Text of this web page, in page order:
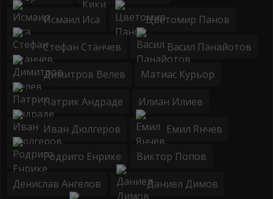
Исмаил Иса Цветомир Панов
Стефан Станчев Васил Панайотов
Димитров Велев Матиас Курьор
Патрик Андраде Илиан Илиев
Иван Дюлгеров Емил Янчев
Родриго Енрике Виктор Попов
Денислав Ангелов Даниел Димов